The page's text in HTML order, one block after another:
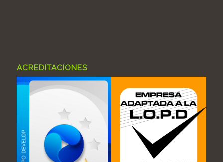
ACREDITACIONES